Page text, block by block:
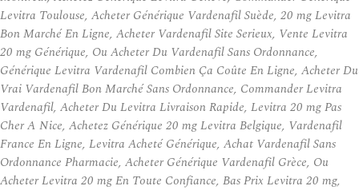
Levitra Toulouse, Acheter Générique Vardenafil Suède, 20 mg Levitra
Bon Marché En Ligne, Acheter Vardenafil Site Serieux, Vente Levitra
20 mg Générique, Ou Acheter Du Vardenafil Sans Ordonnance,
Générique Levitra Vardenafil Combien Ça Coûte En Ligne, Acheter Du
Vrai Vardenafil Bon Marché Sans Ordonnance, Commander Levitra
Vardenafil, Acheter Du Levitra Livraison Rapide, Levitra 20 mg Pas
Cher A Nice, Achetez Générique 20 mg Levitra Belgique, Vardenafil
France En Ligne, Levitra Acheté Générique, Achat Vardenafil Sans
Ordonnance Pharmacie, Acheter Générique Vardenafil Grèce, Ou
Acheter Levitra 20 mg En Toute Confiance, Bas Prix Levitra 20 mg,